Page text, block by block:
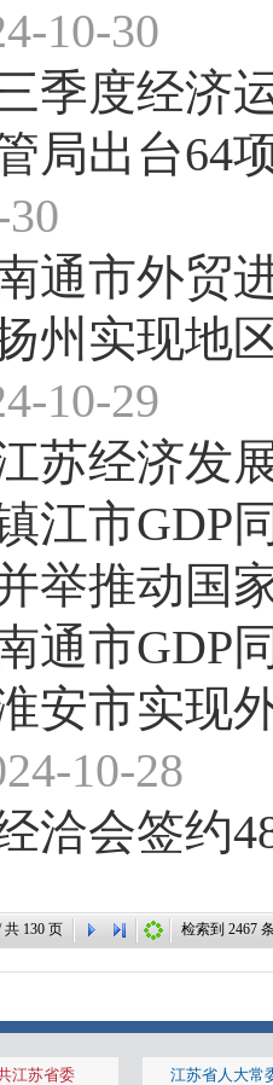
10-30
季度经济
局出台64
通市外贸
州实现地
10-29
苏经济发
江市GDP
举推动国
通市GDP
安市实现
10-28
洽会签约
共 130 页 检索到 2467
江苏省委 江苏省人大常